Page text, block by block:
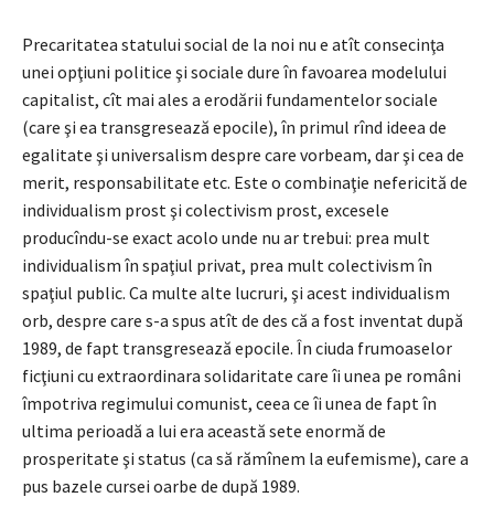
Precaritatea statului social de la noi nu e atît consecinţa
unei opţiuni politice şi sociale dure în favoarea modelului
capitalist, cît mai ales a erodării fundamentelor sociale
(care şi ea transgresează epocile), în primul rînd ideea de
egalitate şi universalism despre care vorbeam, dar şi cea de
merit, responsabilitate etc. Este o combinaţie nefericită de
individualism prost şi colectivism prost, excesele
producîndu-se exact acolo unde nu ar trebui: prea mult
individualism în spaţiul privat, prea mult colectivism în
spaţiul public. Ca multe alte lucruri, şi acest individualism
orb, despre care s-a spus atît de des că a fost inventat după
1989, de fapt transgresează epocile. În ciuda frumoaselor
ficţiuni cu extraordinara solidaritate care îi unea pe români
împotriva regimului comunist, ceea ce îi unea de fapt în
ultima perioadă a lui era această sete enormă de
prosperitate şi status (ca să rămînem la eufemisme), care a
pus bazele cursei oarbe de după 1989.